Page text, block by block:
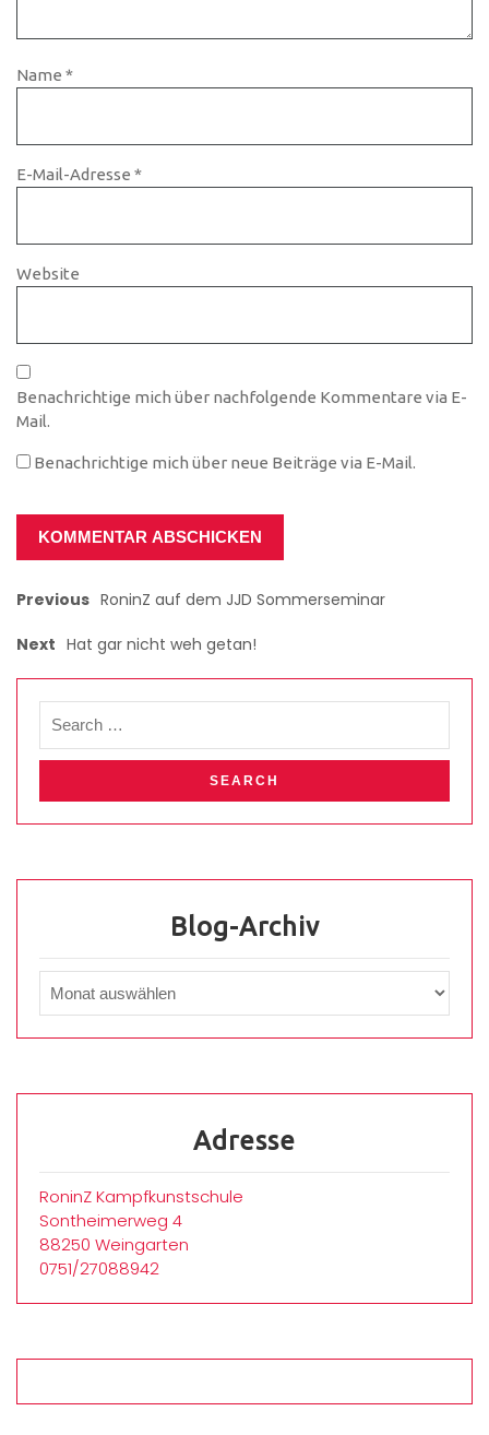
Name *
E-Mail-Adresse *
Website
Benachrichtige mich über nachfolgende Kommentare via E-
Mail.
Benachrichtige mich über neue Beiträge via E-Mail.
Previous RoninZ auf dem JJD Sommerseminar
Next Hat gar nicht weh getan!
Blog-Archiv
Adresse
RoninZ Kampfkunstschule
Sontheimerweg 4
88250 Weingarten
0751/27088942